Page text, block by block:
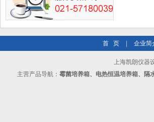
首 页 企业简
上海凯朗仪器
主营产品导航： 霉菌培养箱、电热恒温培养箱、隔